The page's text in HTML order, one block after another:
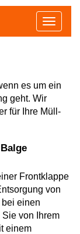
Toggle
es um ein
geht. Wir
für Ihre Müll-
Frontklappe
von
einen
von Ihrem
einem